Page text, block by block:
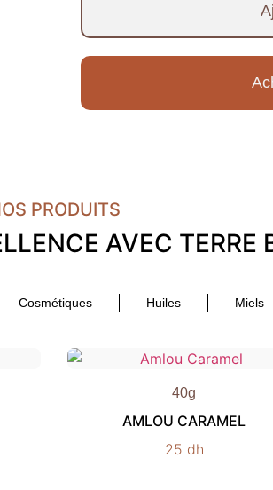
PRODUITS
AVEC TERRE
Cosmétiques Huiles Miels
40g
AMLOU CARAMEL
25 dh